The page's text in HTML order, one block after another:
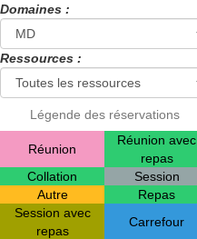
Domaines :
Ressources :
Légende des réservations
Réunion
Réunion avec
repas
Collation
Session
Autre
Repas
Session avec
repas
Carrefour